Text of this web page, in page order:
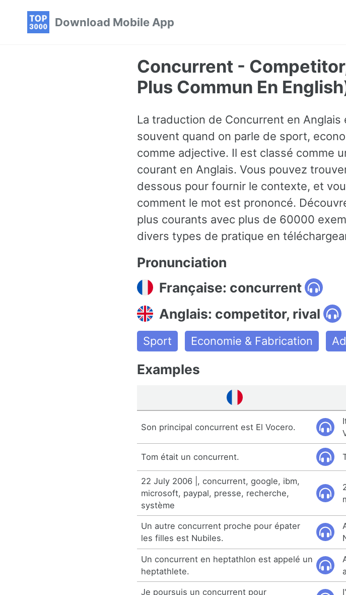
Download Mobile App
Concurrent -
Plus Commun En
La traduction de Concurrent en
souvent quand on parle de sport,
comme adjective. Il est classé comme
courant en Anglais. Vous pouvez
dessous pour fournir le contexte, et
comment le mot est prononcé.
plus courants avec plus de 60000
divers types de pratique en
Pronunciation
Française: concurrent
Anglais: competitor, rival
Sport Economie & Fabrication
Examples
Son principal concurrent est El Vocero.
Tom était un concurrent.
22 July 2006 |, concurrent, google, ibm,
microsoft, paypal, presse, recherche,
système
Un autre concurrent proche pour épater
les filles est Nubiles.
Un concurrent en heptathlon est appelé un
heptathlete.
Je poursuis un concurrent pour